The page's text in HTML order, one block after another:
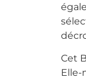
Cet
Elle-